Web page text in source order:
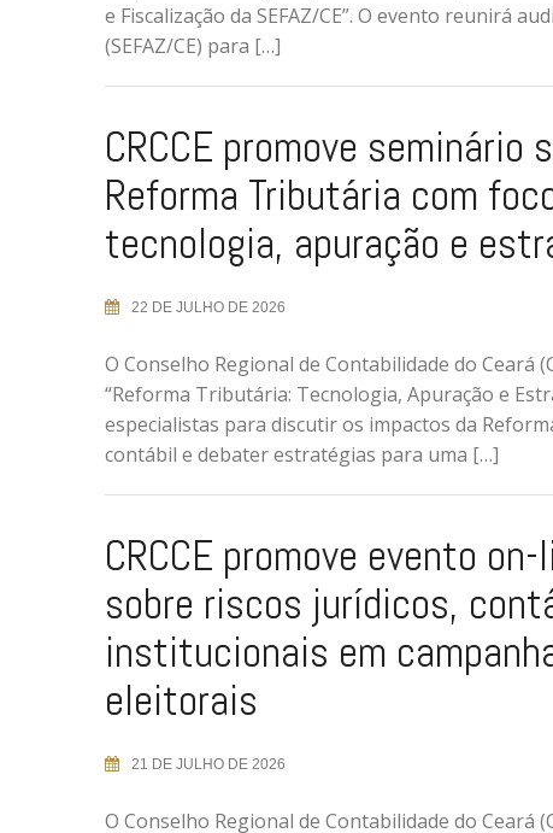
e Fiscalização da SEFAZ/CE”. O evento reunirá
(SEFAZ/CE) para […]
CRCCE promove seminário
Reforma Tributária com
tecnologia, apuração e
22 DE JULHO DE 2026
O Conselho Regional de Contabilidade do Ceará
“Reforma Tributária: Tecnologia, Apuração e
especialistas para discutir os impactos da
contábil e debater estratégias para uma […]
CRCCE promove evento on-
sobre riscos jurídicos,
institucionais em
eleitorais
21 DE JULHO DE 2026
O Conselho Regional de Contabilidade do Ceará